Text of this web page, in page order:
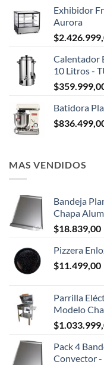
Exhibidor
Aurora
$
Calentador
10 Litros -
$
Batidora
$
MAS VENDIDOS
Bandeja
Chapa
$18.839,00
Pizzera
$11.499,00
Parrilla
Modelo
$
Pack 4
Convector -